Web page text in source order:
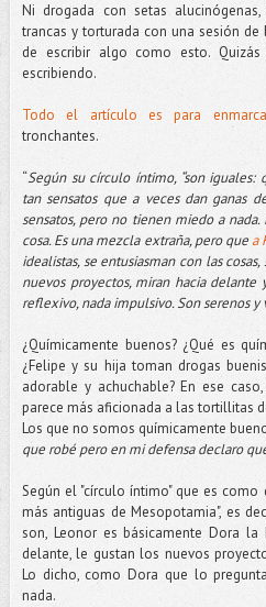
Ni drogada con setas
trancas y torturada con una sesión
de escribir algo como esto.
escribiendo.
Todo el artículo es para
tronchantes.
“Según su círculo íntimo, “son iguales:
tan sensatos que a veces dan ganas
sensatos, pero no tienen miedo a
cosa.Es una mezcla extraña, pero que a
idealistas, se entusiasman con las
nuevos proyectos, miran hacia
reflexivo, nada impulsivo. Son serenos y
¿Químicamente buenos? ¿Qué es
¿Felipe y su hija toman drogas
adorable y achuchable? En ese
parece más aficionada a las tortillitas
Los que no somos químicamente
que robé pero en mi defensa declaro
Según el "círculo íntimo" que es
más antiguas de Mesopotamia", es
son, Leonor es básicamente Dora la
delante, le gustan los nuevos
Lo dicho, como Dora que lo
nada.